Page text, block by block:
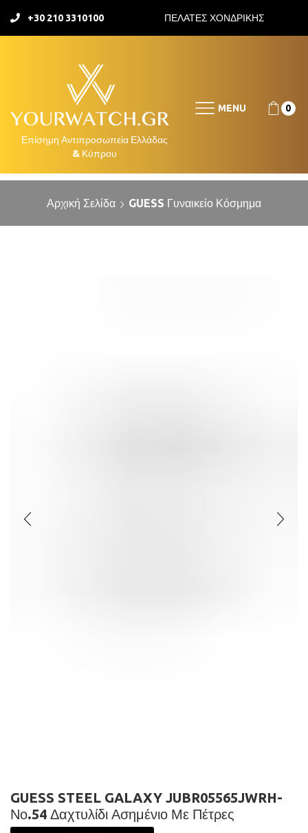
+30 210 3310100 ΠΕΛΑΤΕΣ ΧΟΝΔΡΙΚΗΣ
MENU 0
Αρχική Σελίδα GUESS Γυναικείο Κόσμημα
GUESS STEEL GALAXY JUBR05565JWRH-
Νο.54 Δαχτυλίδι Ασημένιο Με Πέτρες